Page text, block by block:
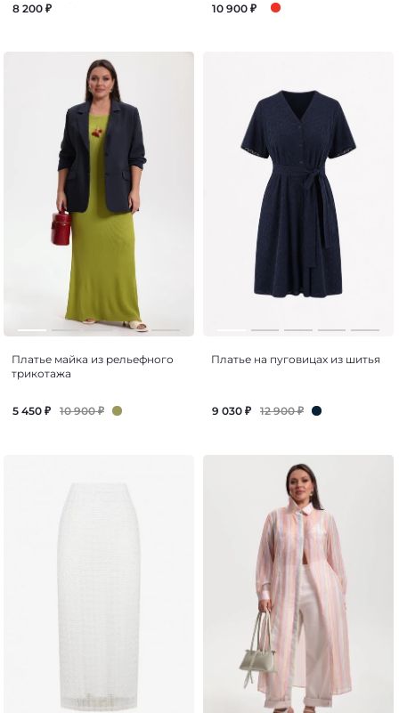
8 200 ₽ 10 900 ₽
Платье майка из рельефного
трикотажа
5 450 ₽ 10 900₽
Платье на пуговицах из шитья
9 030 ₽ 12 900₽